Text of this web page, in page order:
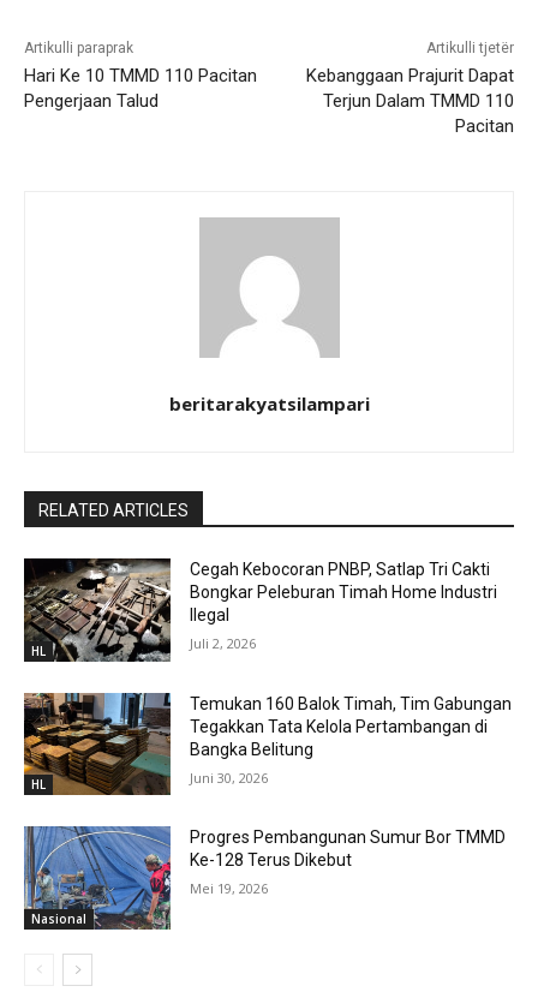
Artikulli paraprak
Hari Ke 10 TMMD 110 Pacitan
Pengerjaan Talud
Artikulli tjetër
Kebanggaan Prajurit Dapat
Terjun Dalam TMMD 110
Pacitan
beritarakyatsilampari
RELATED ARTICLES
HL
Cegah Kebocoran PNBP, Satlap Tri Cakti
Bongkar Peleburan Timah Home Industri
Ilegal
Juli 2, 2026
HL
Temukan 160 Balok Timah, Tim Gabungan
Tegakkan Tata Kelola Pertambangan di
Bangka Belitung
Juni 30, 2026
Nasional
Progres Pembangunan Sumur Bor TMMD
Ke-128 Terus Dikebut
Mei 19, 2026